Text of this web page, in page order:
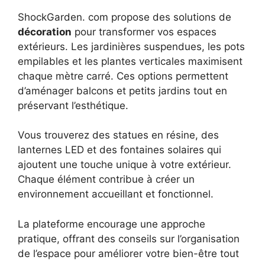
ShockGarden. com propose des solutions de
décoration pour transformer vos espaces
extérieurs. Les jardinières suspendues, les pots
empilables et les plantes verticales maximisent
chaque mètre carré. Ces options permettent
d’aménager balcons et petits jardins tout en
préservant l’esthétique.
Vous trouverez des statues en résine, des
lanternes LED et des fontaines solaires qui
ajoutent une touche unique à votre extérieur.
Chaque élément contribue à créer un
environnement accueillant et fonctionnel.
La plateforme encourage une approche
pratique, offrant des conseils sur l’organisation
de l’espace pour améliorer votre bien-être tout